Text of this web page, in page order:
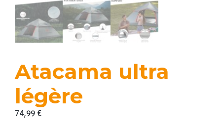
Atacama ultra
légère
74,99€